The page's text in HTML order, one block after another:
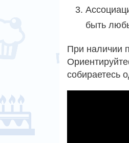
быть
При наличии
собираетесь